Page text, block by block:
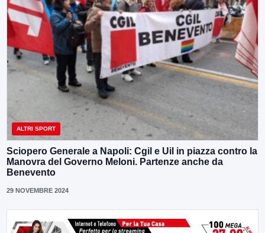
ALTRI SPORT
Sciopero Generale a Napoli: Cgil e Uil in piazza contro la
Manovra del Governo Meloni. Partenze anche da
Benevento
29 NOVEMBRE 2024